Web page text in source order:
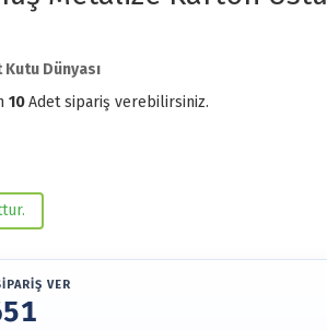
Dünyası
10Adet sipariş verebilirsiniz.
VER